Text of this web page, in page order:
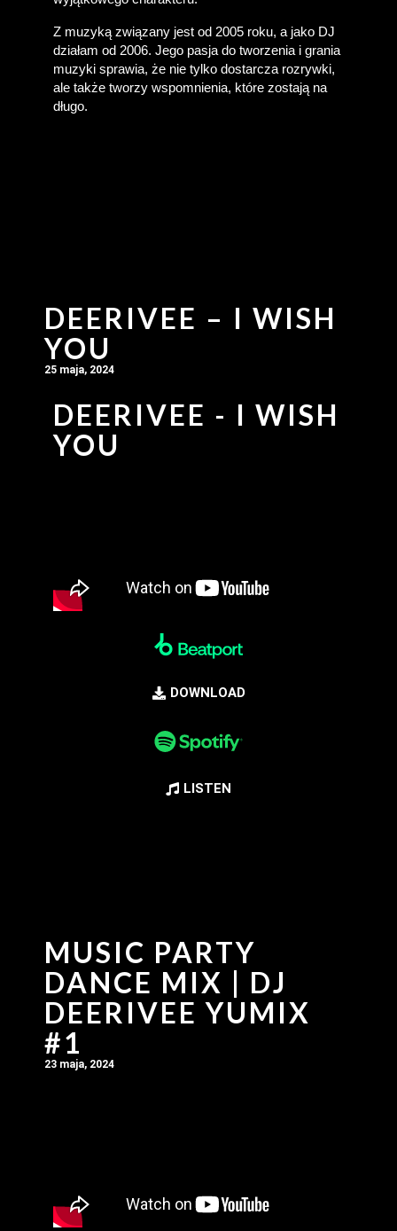
Z muzyką związany jest od 2005 roku, a jako DJ
działam od 2006. Jego pasja do tworzenia i grania
muzyki sprawia, że nie tylko dostarcza rozrywki,
ale także tworzy wspomnienia, które zostają na
długo.
DEERIVEE – I WISH
YOU
25 maja, 2024
DEERIVEE - I WISH
YOU
DOWNLOAD
LISTEN
MUSIC PARTY
DANCE MIX | DJ
DEERIVEE YUMIX
#1
23 maja, 2024